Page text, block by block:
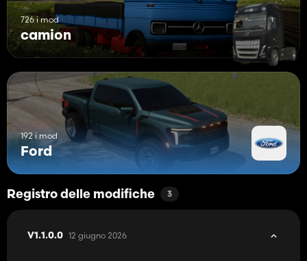
726 i mod
camion
192 i mod
Ford
Registro delle modifiche 3
V1.1.0.0 12 giugno 2026